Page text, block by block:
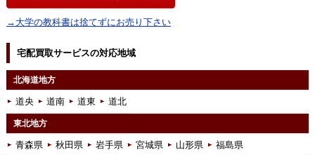
→大学の教科書は捨てずにお売り下さい
宅配買取サービスの対応地域
北海道地方
道央 道南 道東 道北
東北地方
青森県 秋田県 岩手県 宮城県 山形県 福島県